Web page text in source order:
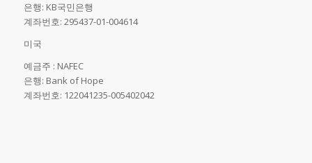
은행: KB국민은행
계좌번호: 295437-01-004614
미국
예금주 : NAFEC
은행: Bank of Hope
계좌번호: 122041235-005402042